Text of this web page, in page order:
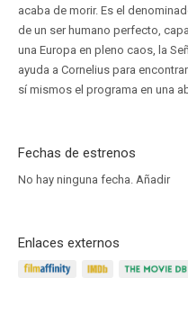
acaba de morir. Es el
de un ser humano perfecto,
una Europa en pleno caos, la
ayuda a Cornelius para
sí mismos el programa en una
Fechas de estrenos
No hay ninguna fecha. Añadir
Enlaces externos